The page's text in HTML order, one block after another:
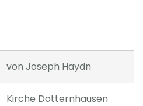
von Joseph Haydn
Kirche Dotternhausen